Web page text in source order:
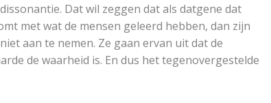
Dat wil zeggen dat als datgene dat
met wat de mensen geleerd hebben, dan zijn
aan te nemen. Ze gaan ervan uit dat de
de waarheid is. En dus het tegenovergestelde